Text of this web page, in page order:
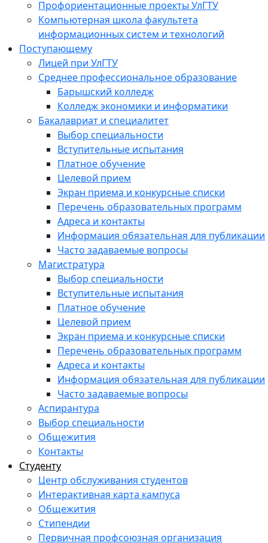
Профориентационные проекты УлГТУ
Компьютерная школа факультета
информационных систем и технологий
Поступающему
Лицей при УлГТУ
Среднее профессиональное образование
Барышский колледж
Колледж экономики и информатики
Бакалавриат и специалитет
Выбор специальности
Вступительные испытания
Платное обучение
Целевой прием
Экран приема и конкурсные списки
Перечень образовательных программ
Адреса и контакты
Информация обязательная для публикации
Часто задаваемые вопросы
Магистратура
Выбор специальности
Вступительные испытания
Платное обучение
Целевой прием
Экран приема и конкурсные списки
Перечень образовательных программ
Адреса и контакты
Информация обязательная для публикации
Часто задаваемые вопросы
Аспирантура
Выбор специальности
Общежития
Контакты
Студенту
Центр обслуживания студентов
Интерактивная карта кампуса
Общежития
Стипендии
Первичная профсоюзная организация